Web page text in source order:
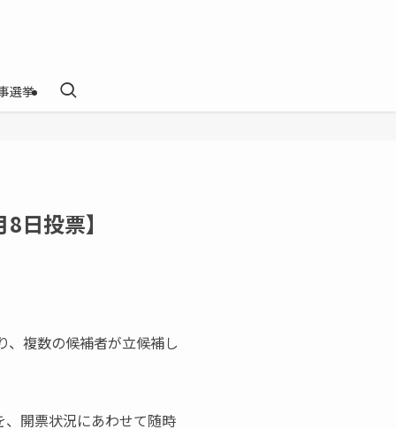
選挙
日投票】
、複数の候補者が立候補し
開票状況にあわせて随時